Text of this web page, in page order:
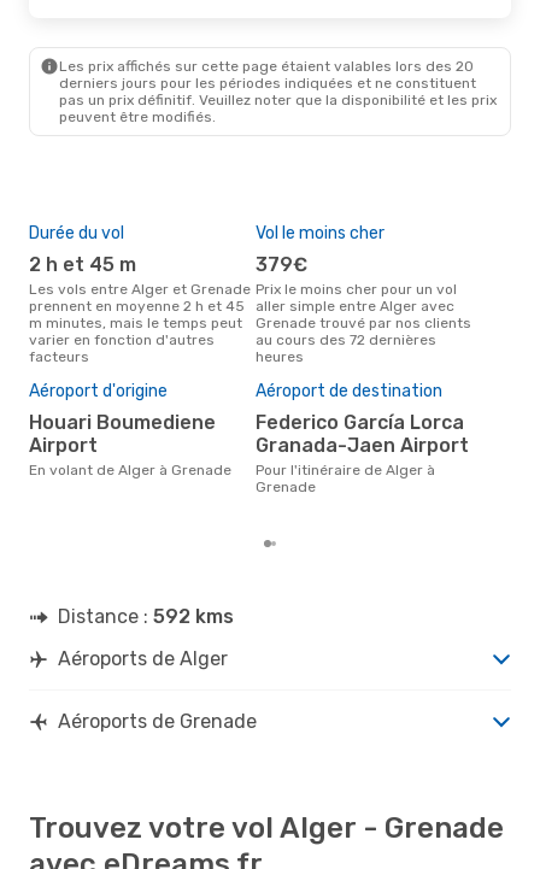
Les prix affichés sur cette page étaient valables lors des 20
derniers jours pour les périodes indiquées et ne constituent
pas un prix définitif. Veuillez noter que la disponibilité et les prix
peuvent être modifiés.
Durée du vol
2 h et 45 m
Les vols entre Alger et Grenade
prennent en moyenne 2 h et 45
m minutes, mais le temps peut
varier en fonction d'autres
facteurs
Vol le moins cher
379€
Prix le moins cher pour un vol
aller simple entre Alger avec
Grenade trouvé par nos clients
au cours des 72 dernières
heures
Aéroport d'origine
Houari Boumediene
Airport
En volant de Alger à Grenade
Aéroport de destination
Federico García Lorca
Granada-Jaen Airport
Pour l'itinéraire de Alger à
Grenade
Distance : 592 kms
Aéroports de Alger
Aéroports de Grenade
Trouvez votre vol Alger - Grenade